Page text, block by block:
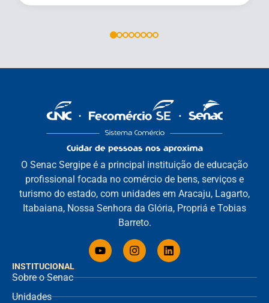
INSTITUCIONAL
Sobre o Senac
Unidades
O Senac Sergipe é a principal instituição de educação
profissional focada no comércio de bens, serviços e
turismo do estado, com unidades em Aracaju, Lagarto,
Itabaiana, Nossa Senhora da Glória, Propriá e Tobias
Barreto.